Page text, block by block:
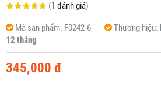
(1 đánh giá)
Mã sản phẩm: F0242-6 Thương hiệu:
12 tháng
345,000 đ